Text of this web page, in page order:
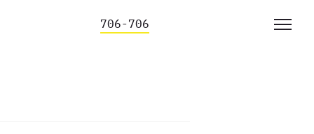
706-706